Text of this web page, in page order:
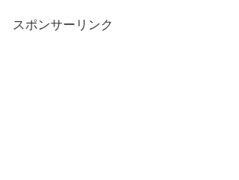
スポンサーリンク